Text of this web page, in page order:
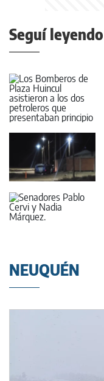
Seguí leyendo
NEUQUÉN